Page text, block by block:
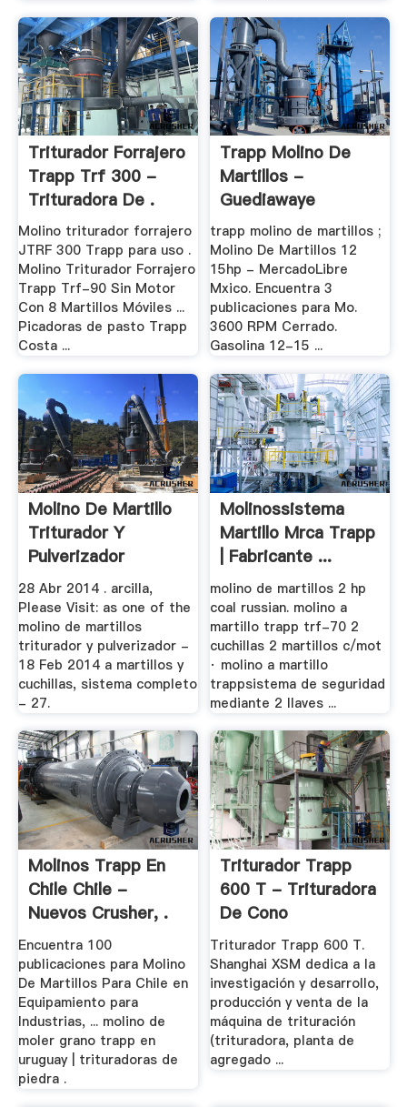
Triturador Forrajero
Trapp Trf 300 -
Trituradora De .
Molino triturador forrajero
JTRF 300 Trapp para uso .
Molino Triturador Forrajero
Trapp Trf-90 Sin Motor
Con 8 Martillos Móviles ...
Picadoras de pasto Trapp
Costa ...
Trapp Molino De
Martillos -
Guediawaye
trapp molino de martillos ;
Molino De Martillos 12
15hp - MercadoLibre
Mxico. Encuentra 3
publicaciones para Mo.
3600 RPM Cerrado.
Gasolina 12-15 ...
Molino De Martillo
Triturador Y
Pulverizador
28 Abr 2014 . arcilla,
Please Visit: as one of the
molino de martillos
triturador y pulverizador -
18 Feb 2014 a martillos y
cuchillas, sistema completo
- 27.
Molinossistema
Martillo Mrca Trapp
| Fabricante ...
molino de martillos 2 hp
coal russian. molino a
martillo trapp trf-70 2
cuchillas 2 martillos c/mot
· molino a martillo
trappsistema de seguridad
mediante 2 llaves ...
Molinos Trapp En
Chile Chile -
Nuevos Crusher, .
Encuentra 100
publicaciones para Molino
De Martillos Para Chile en
Equipamiento para
Industrias, ... molino de
moler grano trapp en
uruguay | trituradoras de
piedra .
Triturador Trapp
600 T - Trituradora
De Cono
Triturador Trapp 600 T.
Shanghai XSM dedica a la
investigación y desarrollo,
producción y venta de la
máquina de trituración
(trituradora, planta de
agregado ...